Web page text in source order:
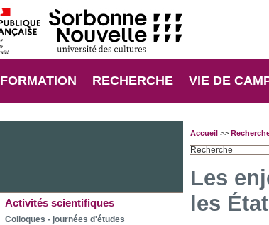
FORMATION RECHERCHE VIE DE
Activités scientifiques
Colloques - journées d'études
Accueil>>
Recherche
Les
les